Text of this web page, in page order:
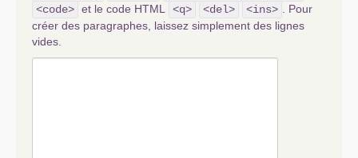
<code> et le code HTML <q> <del> <ins>
. Pour
créer des paragraphes, laissez simplement des lignes
vides.